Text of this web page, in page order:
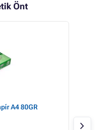
Önt
A4 80GR